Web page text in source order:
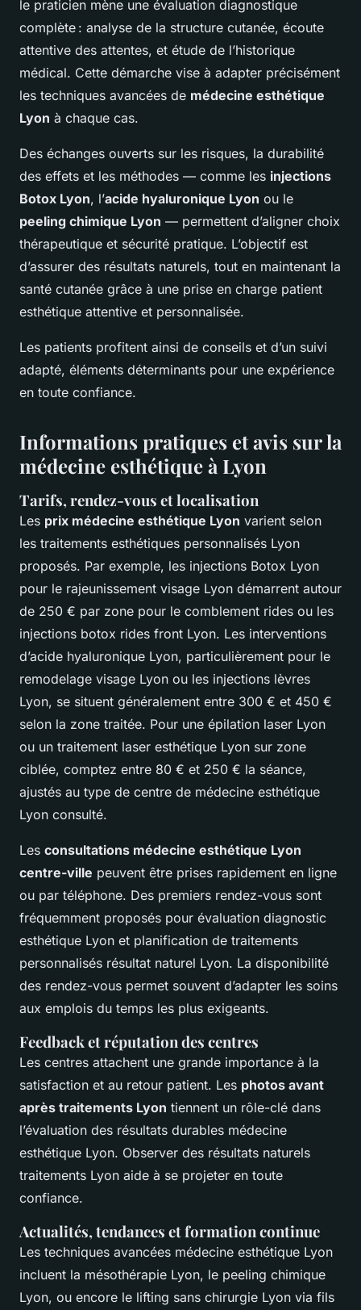
le praticien mène une évaluation diagnostique
complète : analyse de la structure cutanée, écoute
attentive des attentes, et étude de l’historique
médical. Cette démarche vise à adapter précisément
les techniques avancées de médecine esthétique
Lyon à chaque cas.
Des échanges ouverts sur les risques, la durabilité
des effets et les méthodes — comme les injections
Botox Lyon, l’acide hyaluronique Lyon ou le
peeling chimique Lyon — permettent d’aligner choix
thérapeutique et sécurité pratique. L’objectif est
d’assurer des résultats naturels, tout en maintenant la
santé cutanée grâce à une prise en charge patient
esthétique attentive et personnalisée.
Les patients profitent ainsi de conseils et d’un suivi
adapté, éléments déterminants pour une expérience
en toute confiance.
Informations pratiques et avis sur la
médecine esthétique à Lyon
Tarifs, rendez-vous et localisation
Les prix médecine esthétique Lyon varient selon
les traitements esthétiques personnalisés Lyon
proposés. Par exemple, les injections Botox Lyon
pour le rajeunissement visage Lyon démarrent autour
de 250 € par zone pour le comblement rides ou les
injections botox rides front Lyon. Les interventions
d’acide hyaluronique Lyon, particulièrement pour le
remodelage visage Lyon ou les injections lèvres
Lyon, se situent généralement entre 300 € et 450 €
selon la zone traitée. Pour une épilation laser Lyon
ou un traitement laser esthétique Lyon sur zone
ciblée, comptez entre 80 € et 250 € la séance,
ajustés au type de centre de médecine esthétique
Lyon consulté.
Les consultations médecine esthétique Lyon
centre-ville peuvent être prises rapidement en ligne
ou par téléphone. Des premiers rendez-vous sont
fréquemment proposés pour évaluation diagnostic
esthétique Lyon et planification de traitements
personnalisés résultat naturel Lyon. La disponibilité
des rendez-vous permet souvent d’adapter les soins
aux emplois du temps les plus exigeants.
Feedback et réputation des centres
Les centres attachent une grande importance à la
satisfaction et au retour patient. Les photos avant
après traitements Lyon tiennent un rôle-clé dans
l’évaluation des résultats durables médecine
esthétique Lyon. Observer des résultats naturels
traitements Lyon aide à se projeter en toute
confiance.
Actualités, tendances et formation continue
Les techniques avancées médecine esthétique Lyon
incluent la mésothérapie Lyon, le peeling chimique
Lyon, ou encore le lifting sans chirurgie Lyon via fils